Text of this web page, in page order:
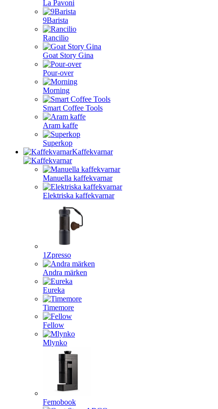
La Pavoni
9Barista
Rancilio
Goat Story Gina
Pour-over
Morning
Smart Coffee Tools
Aram kaffe
Superkop
Kaffekvarnar
Manuella kaffekvarnar
Elektriska kaffekvarnar
1Zpresso
Andra märken
Eureka
Timemore
Fellow
Mlynko
Femobook